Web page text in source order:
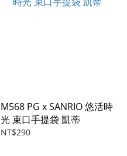
M568 PG x SANRIO 悠活時
光 束口手提袋 凱蒂
NT$290